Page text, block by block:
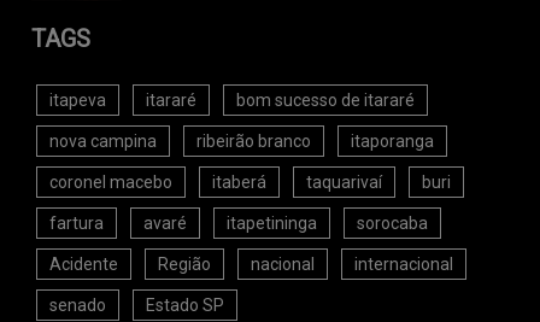
TAGS
itapeva itararé bom sucesso de itararé
nova campina ribeirão branco itaporanga
coronel macebo itaberá taquarivaí buri
fartura avaré itapetininga sorocaba
Acidente Região nacional internacional
senado Estado SP